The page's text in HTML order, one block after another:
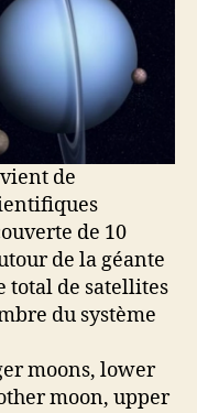
de
de 10
de la géante
total de satellites
du système